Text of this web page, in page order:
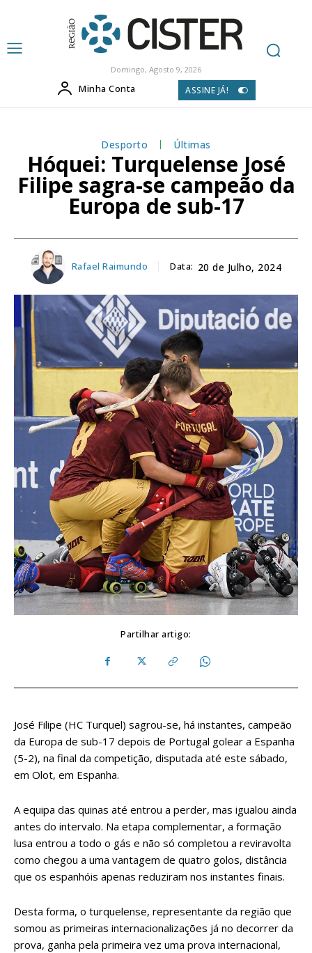
Domingo, Agosto 9, 2026
Minha Conta ASSINE JÁ!
Desporto Últimas
Hóquei: Turquelense José
Filipe sagra-se campeão da
Europa de sub-17
Rafael Raimundo Data: 20 de Julho, 2024
Partilhar artigo:
José Filipe (HC Turquel) sagrou-se, há instantes, campeão
da Europa de sub-17 depois de Portugal golear a Espanha
(5-2), na final da competição, disputada até este sábado,
em Olot, em Espanha.
A equipa das quinas até entrou a perder, mas igualou ainda
antes do intervalo. Na etapa complementar, a formação
lusa entrou a todo o gás e não só completou a reviravolta
como chegou a uma vantagem de quatro golos, distância
que os espanhóis apenas reduziram nos instantes finais.
Desta forma, o turquelense, representante da região que
somou as primeiras internacionalizações já no decorrer da
prova, ganha pela primeira vez uma prova internacional,